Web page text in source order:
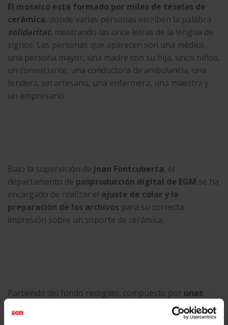
El mosaico está formado por miles de teselas de
cerámica, donde varias personas escriben la palabra
solidaritat, mostrando las once letras de la lengua de
signos. Las personas que aparecen son una médica,
una persona mayor, una madre con su hija, unos niños,
un comerciante, una conductora de ambulancia, una
tendera, un artesano, una enfermera, una maestra y
un empresario.
Bajo la supervisión de Joan Fontcuberta, el
departamento de posproducción digital de EGM se ha
encargado de realizar el ajuste de color y la
preparación de los archivos para su correcta
impresión sobre un soporte de cerámica.
Partiendo del fondo recogido, compuesto por unas
se han generado los archivos que
componen las 11 imágenes del mosaico con un